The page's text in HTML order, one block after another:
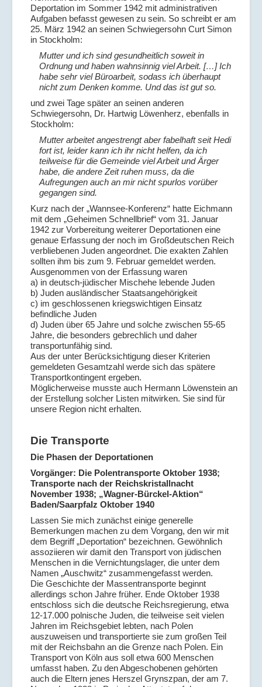
Deportation im Sommer 1942 mit administrativen
Aufgaben befasst gewesen zu sein. So schreibt er am
25. März 1942 an seinen Schwiegersohn Curt Simon
in Stockholm:
Mutter und ich sind gesundheitlich soweit in
Ordnung und haben wahnsinnig viel Arbeit. […] Ich
habe sehr viel Büroarbeit, sodass ich überhaupt
nicht zum Denken komme. Und das ist gut so.
und zwei Tage später an seinen anderen
Schwiegersohn, Dr. Hartwig Löwenherz, ebenfalls in
Stockholm:
Mutter arbeitet angestrengt aber fabelhaft seit Hedi
fort ist, leider kann ich ihr nicht helfen, da ich
teilweise für die Gemeinde viel Arbeit und Ärger
habe, die andere Zeit ruhen muss, da die
Aufregungen auch an mir nicht spurlos vorüber
gegangen sind.
Kurz nach der „Wannsee-Konferenz“ hatte Eichmann
mit dem „Geheimen Schnellbrief“ vom 31. Januar
1942 zur Vorbereitung weiterer Deportationen eine
genaue Erfassung der noch im Großdeutschen Reich
verbliebenen Juden angeordnet. Die exakten Zahlen
sollten ihm bis zum 9. Februar gemeldet werden.
Ausgenommen von der Erfassung waren
a) in deutsch-jüdischer Mischehe lebende Juden
b) Juden ausländischer Staatsangehörigkeit
c) im geschlossenen kriegswichtigen Einsatz
befindliche Juden
d) Juden über 65 Jahre und solche zwischen 55-65
Jahre, die besonders gebrechlich und daher
transportunfähig sind.
Aus der unter Berücksichtigung dieser Kriterien
gemeldeten Gesamtzahl werde sich das spätere
Transportkontingent ergeben.
Möglicherweise musste auch Hermann Löwenstein an
der Erstellung solcher Listen mitwirken. Sie sind für
unsere Region nicht erhalten.
Die Transporte
Die Phasen der Deportationen
Vorgänger: Die Polentransporte Oktober 1938;
Transporte nach der Reichskristallnacht
November 1938; „Wagner-Bürckel-Aktion“
Baden/Saarpfalz Oktober 1940
Lassen Sie mich zunächst einige generelle
Bemerkungen machen zu dem Vorgang, den wir mit
dem Begriff „Deportation“ bezeichnen. Gewöhnlich
assoziieren wir damit den Transport von jüdischen
Menschen in die Vernichtungslager, die unter dem
Namen „Auschwitz“ zusammengefasst werden.
Die Geschichte der Massentransporte beginnt
allerdings schon Jahre früher. Ende Oktober 1938
entschloss sich die deutsche Reichsregierung, etwa
12-17.000 polnische Juden, die teilweise seit vielen
Jahren im Reichsgebiet lebten, nach Polen
auszuweisen und transportierte sie zum großen Teil
mit der Reichsbahn an die Grenze nach Polen. Ein
Transport von Köln aus soll etwa 600 Menschen
umfasst haben. Zu den Abgeschobenen gehörten
auch die Eltern jenes Herszel Grynszpan, der am 7.